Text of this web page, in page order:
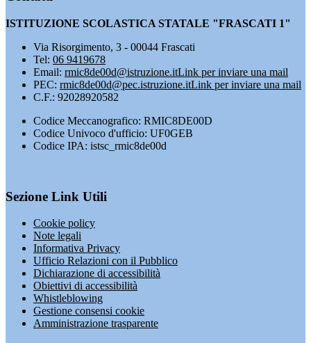
ISTITUZIONE SCOLASTICA STATALE "FRASCATI 1"
Via Risorgimento, 3 - 00044 Frascati
Tel: 06 9419678
Email: rmic8de00d@istruzione.itLink per inviare una mail
PEC: rmic8de00d@pec.istruzione.itLink per inviare una mail
C.F.: 92028920582
Codice Meccanografico: RMIC8DE00D
Codice Univoco d'ufficio: UF0GEB
Codice IPA: istsc_rmic8de00d
Sezione Link Utili
Cookie policy
Note legali
Informativa Privacy
Ufficio Relazioni con il Pubblico
Dichiarazione di accessibilità
Obiettivi di accessibilità
Whistleblowing
Gestione consensi cookie
Amministrazione trasparente